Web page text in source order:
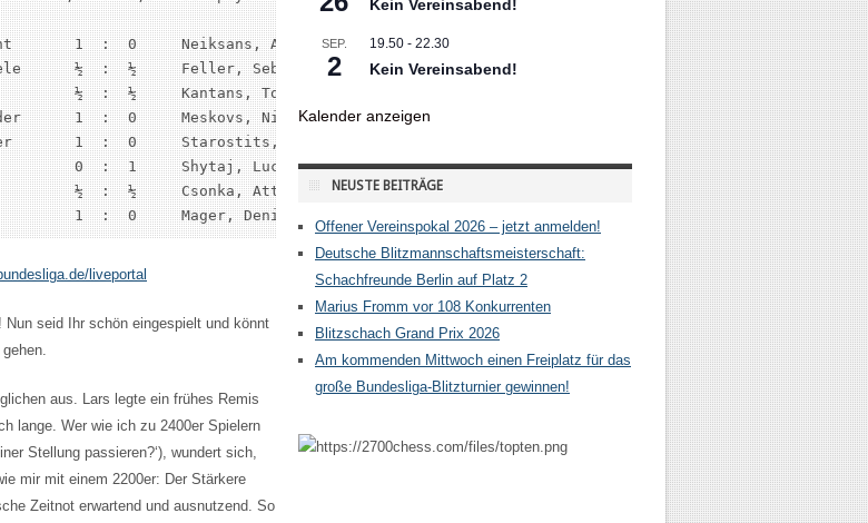
1  :  0     Neiksans, Arturs
½  :  ½     Feller, Sebastien
½  :  ½     Kantans, Toms
1  :  0     Meskovs, Nikita
1  :  0     Starostits, Ilmars
0  :  1     Shytaj, Luca
½  :  ½     Csonka, Attila Istvan
1  :  0     Mager, Denis
liveportal
seid Ihr schön eingespielt und könnt
aus. Lars legte ein frühes Remis
lange. Wer wie ich zu 2400er Spielern
Stellung passieren?‘), wundert sich,
mir mit einem 2200er: Der Stärkere
Zeitnot erwartend und ausnutzend. So
Kein Vereinsabend!
SEP.
2
19.50 - 22.30
Kein Vereinsabend!
Kalender anzeigen
NEUSTE BEITRÄGE
Offener Vereinspokal 2026 – jetzt anmelden!
Deutsche Blitzmannschaftsmeisterschaft:
Schachfreunde Berlin auf Platz 2
Marius Fromm vor 108 Konkurrenten
Blitzschach Grand Prix 2026
Am kommenden Mittwoch einen Freiplatz für das
große Bundesliga-Blitzturnier gewinnen!